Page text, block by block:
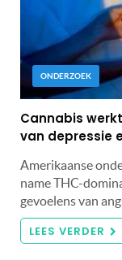
ONDERZOEK
Cannabis
van depressie
Amerikaanse
name THC-
gevoelens van
LEES VERDER